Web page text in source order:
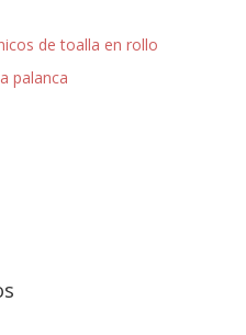
de toalla en rollo
palanca